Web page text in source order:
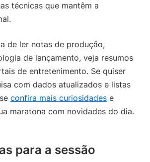
técnicas que mantêm a
de ler notas de produção,
de lançamento, veja resumos
de entretenimento. Se quiser
com dados atualizados e listas
confira mais curiosidades e
maratona com novidades do dia.
para a sessão